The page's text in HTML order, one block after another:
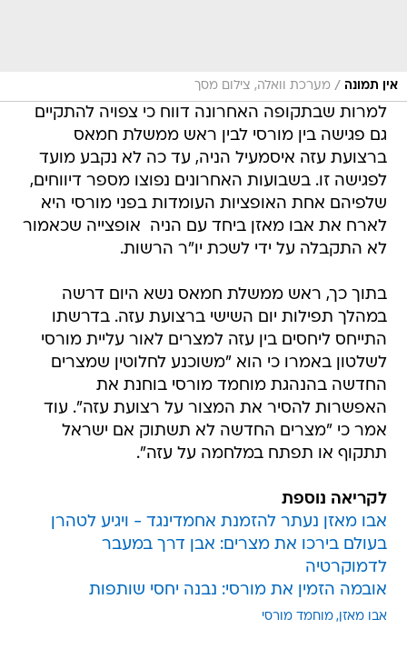
אין תמונה / מערכת וואלה, צילום מסך
למרות שבתקופה האחרונה דווח כי צפויה להתקיים
גם פגישה בין מורסי לבין ראש ממשלת חמאס
ברצועת עזה איסמעיל הניה, עד כה לא נקבע מועד
לפגישה זו. בשבועות האחרונים נפוצו מספר דיווחים,
שלפיהם אחת האופציות העומדות בפני מורסי היא
לארח את אבו מאזן ביחד עם הניה  אופצייה שכאמור
לא התקבלה על ידי לשכת יו"ר הרשות.
בתוך כך, ראש ממשלת חמאס נשא היום דרשה
במהלך תפילות יום השישי ברצועת עזה. בדרשתו
התייחס ליחסים בין עזה למצרים לאור עליית מורסי
לשלטון באמרו כי הוא "משוכנע לחלוטין שמצרים
החדשה בהנהגת מוחמד מורסי בוחנת את
האפשרות להסיר את המצור על רצועת עזה". עוד
אמר כי "מצרים החדשה לא תשתוק אם ישראל
תתקוף או תפתח במלחמה על עזה".
לקריאה נוספת
אבו מאזן נעתר להזמנת אחמדינגד - ויגיע לטהרן
בעולם בירכו את מצרים: אבן דרך במעבר
לדמוקרטיה
אובמה הזמין את מורסי: נבנה יחסי שותפות
אבו מאזן מוחמד מורסי